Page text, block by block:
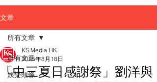
文章
所有文章
娛樂頭條
所有文章
「中三夏日感謝祭」劉洋與
KS Media HK
2025年8月18日